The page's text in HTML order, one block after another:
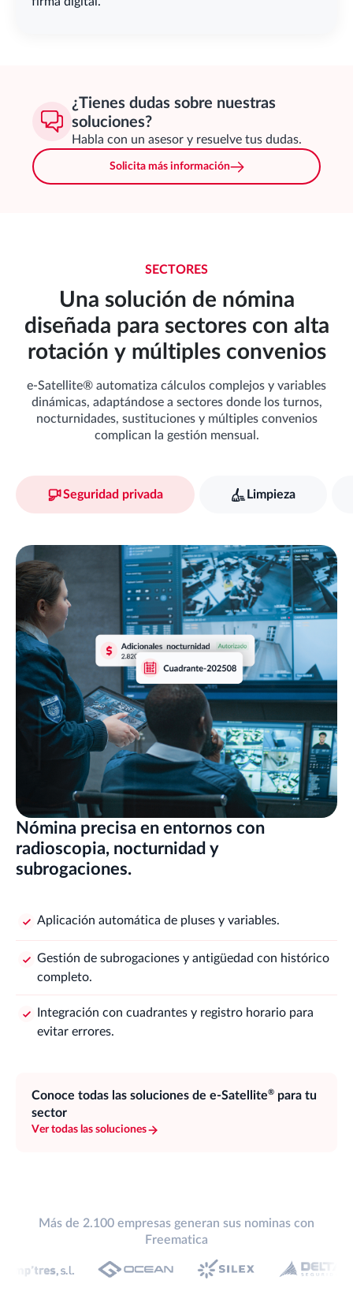
¿Tienes dudas sobre nuestras
soluciones?
Habla con un asesor y resuelve tus dudas.
Solicita más información
SECTORES
Una solución de nómina
diseñada para sectores con alta
rotación y múltiples convenios
e-Satellite® automatiza cálculos complejos y variables
dinámicas, adaptándose a sectores donde los turnos,
nocturnidades, sustituciones y múltiples convenios
complican la gestión mensual.
Seguridad privada Limpieza
Nómina precisa en entornos con
radioscopia, nocturnidad y
subrogaciones.
Aplicación automática de pluses y variables.
Gestión de subrogaciones y antigüedad con histórico
completo.
Integración con cuadrantes y registro horario para
evitar errores.
Conoce todas las soluciones de e-Satellite® para tu
sector
Ver todas las soluciones
Más de 2.100 empresas generan sus nominas con
Freematica